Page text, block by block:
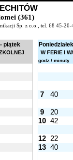
(361)
Sp. z o.o., tel. 68 45-20-
piątek
W FERIE I
godz./ minuty
7 40
9
20
10 42
12 22
13 40